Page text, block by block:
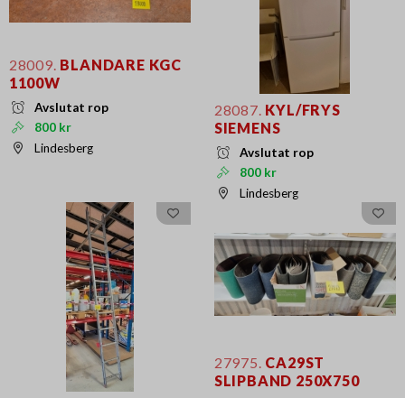
28009. BLANDARE KGC
1100W
Avslutat rop
800 kr
Lindesberg
28087. KYL/FRYS
SIEMENS
Avslutat rop
800 kr
Lindesberg
27975. CA29ST
SLIPBAND 250X750